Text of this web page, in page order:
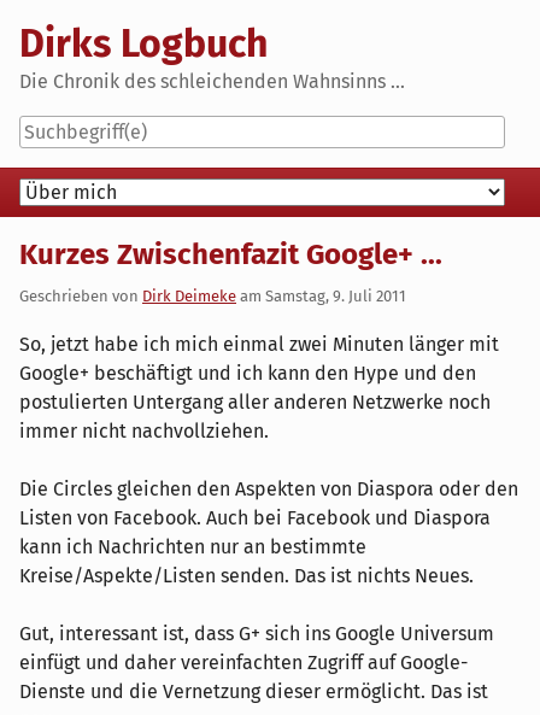
content
Dirks Logbuch
Die Chronik des schleichenden Wahnsinns ...
Navigation
Kurzes Zwischenfazit Google+ ...
Geschrieben von Dirk Deimeke am Samstag, 9. Juli 2011
So, jetzt habe ich mich einmal zwei Minuten länger mit
Google+ beschäftigt und ich kann den Hype und den
postulierten Untergang aller anderen Netzwerke noch
immer nicht nachvollziehen.
Die Circles gleichen den Aspekten von Diaspora oder den
Listen von Facebook. Auch bei Facebook und Diaspora
kann ich Nachrichten nur an bestimmte
Kreise/Aspekte/Listen senden. Das ist nichts Neues.
Gut, interessant ist, dass G+ sich ins Google Universum
einfügt und daher vereinfachten Zugriff auf Google-
Dienste und die Vernetzung dieser ermöglicht. Das ist